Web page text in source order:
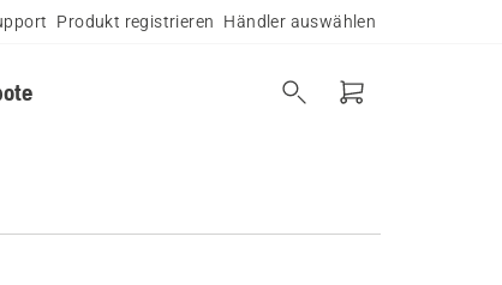
Produkt registrieren Händler auswählen